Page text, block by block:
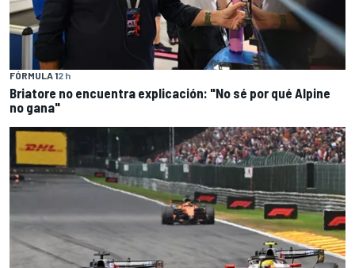
FÓRMULA 12 h
Briatore no encuentra explicación: "No sé por qué Alpine
no gana"